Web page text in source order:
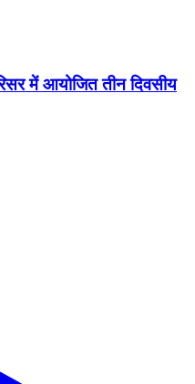
में आयोजित तीन दिवसीय